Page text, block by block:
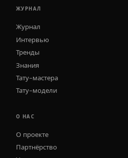
ЖУРНАЛ
Журнал
Интервью
Тренды
Знания
Тату-мастера
Тату-модели
О НАС
О проекте
Партнёрство